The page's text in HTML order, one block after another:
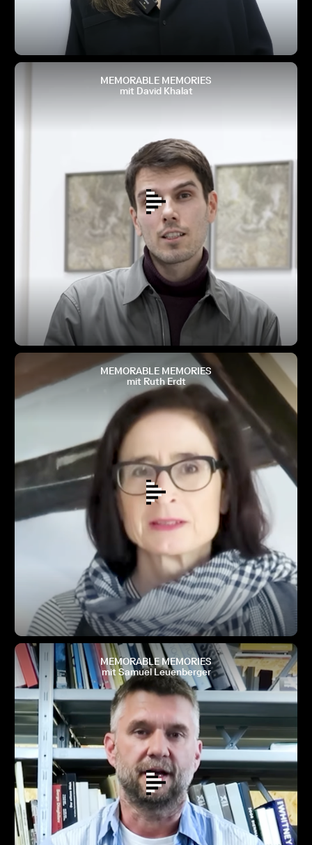
MEMORABLE MEMORIES
mit David Khalat
MEMORABLE MEMORIES
mit Ruth Erdt
MEMORABLE MEMORIES
mit Samuel Leuenberger